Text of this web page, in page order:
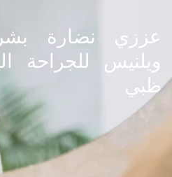
عززي نضارة
ويلنيس للجراحة
ظبي